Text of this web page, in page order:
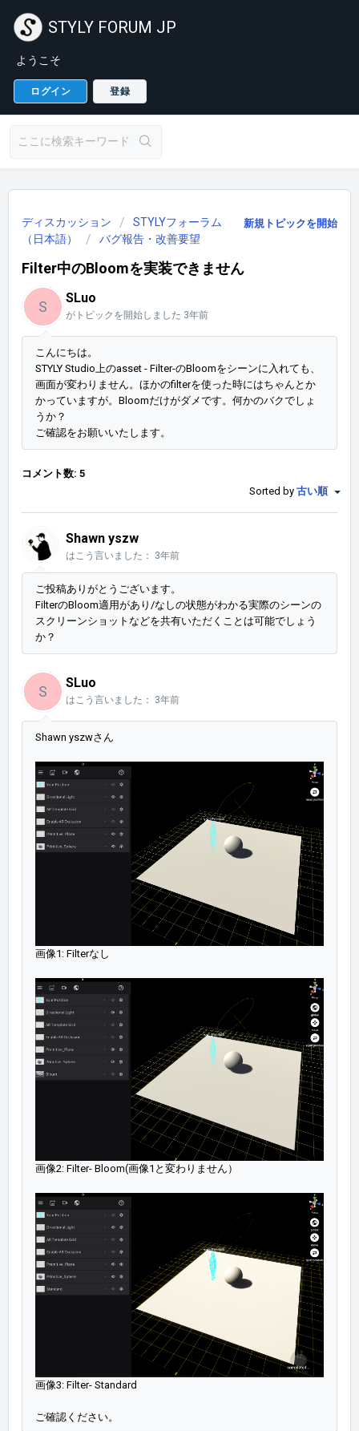
STYLY FORUM JP
ようこそ
ログイン 登録
新規トピックを開始
ディスカッション
STYLYフォーラム
（日本語）
バグ報告・改善要望
Filter中のBloomを実装できません
S
SLuo
がトピックを開始しました 3年前
こんにちは。
STYLY Studio上のasset - Filter-のBloomをシーンに入れても、
画面が変わりません。ほかのfilterを使った時にはちゃんとか
かっていますが。Bloomだけがダメです。何かのバクでしょ
うか？
ご確認をお願いいたします。
コメント数: 5
Sorted by 古い順
Shawn yszw
はこう言いました： 3年前
ご投稿ありがとうございます。
FilterのBloom適用があり/なしの状態がわかる実際のシーンの
スクリーンショットなどを共有いただくことは可能でしょう
か？
S
SLuo
はこう言いました： 3年前
Shawn yszwさん
画像1: Filterなし
画像2: Filter- Bloom(画像1と変わりません）
画像3: Filter- Standard
ご確認ください。